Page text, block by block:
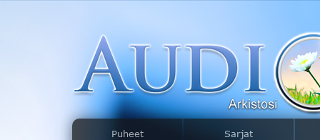
Puheet Sarjat